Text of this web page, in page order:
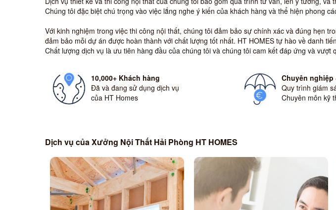
Chúng tôi đặc biệt chú trọng vào việc lắng nghe ý kiến của khách hàng và thể hiện phong
Với kinh nghiệm trong việc thi công nội thất, chúng tôi đảm bảo sự chính xác và đúng hẹn
đảm bảo mỗi dự án được hoàn thành với chất lượng tốt nhất. HT HOMES tự hào về danh
Chất lượng dịch vụ là ưu tiên hàng đầu của chúng tôi và chúng tôi cam kết đáp ứng và vượt
10,000+ Khách hàng
Đã và đang sử dụng dịch vụ
của HT Homes
Chuyên nghiệp
Quy trình giám
Chuyên môn kỹ
Dịch vụ của Xưởng Nội Thất Hải Phòng HT HOMES